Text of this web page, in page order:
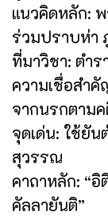
แนวคิดหลัก:
ร่วมปราบห่า
ที่มาวิชา: ตำร
ความเชื่อสำ
จากนรกตาม
จุดเด่น: ใช้ยั
สุวรรณ
คาถาหลัก: “
คัลลายันติ”